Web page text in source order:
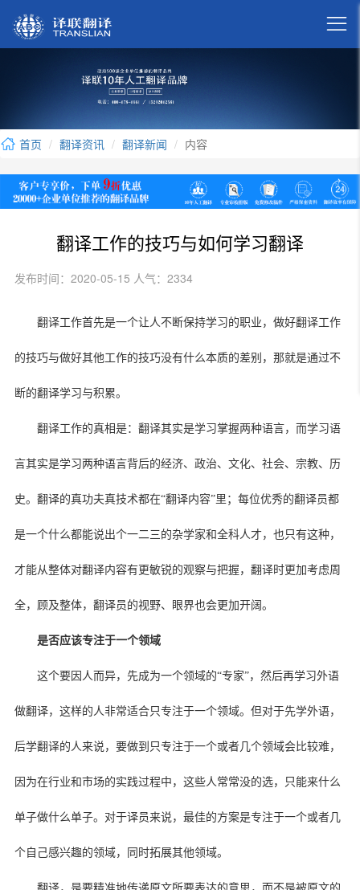

首页 翻译资讯 翻译新闻 内容
翻译工作的技巧与如何学习翻译
发布时间：2020-05-15 人气：2334
翻译工作首先是一个让人不断保持学习的职业，做好翻译工作
的技巧与做好其他工作的技巧没有什么本质的差别，那就是通过不
断的翻译学习与积累。
翻译工作的真相是：翻译其实是学习掌握两种语言，而学习语
言其实是学习两种语言背后的经济、政治、文化、社会、宗教、历
史。翻译的真功夫真技术都在“翻译内容”里；每位优秀的翻译员都
是一个什么都能说出个一二三的杂学家和全科人才，也只有这种，
才能从整体对翻译内容有更敏锐的观察与把握，翻译时更加考虑周
全，顾及整体，翻译员的视野、眼界也会更加开阔。
是否应该专注于一个领域
这个要因人而异，先成为一个领域的“专家”，然后再学习外语
做翻译，这样的人非常适合只专注于一个领域。但对于先学外语，
后学翻译的人来说，要做到只专注于一个或者几个领域会比较难，
因为在行业和市场的实践过程中，这些人常常没的选，只能来什么
单子做什么单子。对于译员来说，最佳的方案是专注于一个或者几
个自己感兴趣的领域，同时拓展其他领域。